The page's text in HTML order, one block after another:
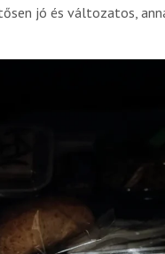
jó és változatos,